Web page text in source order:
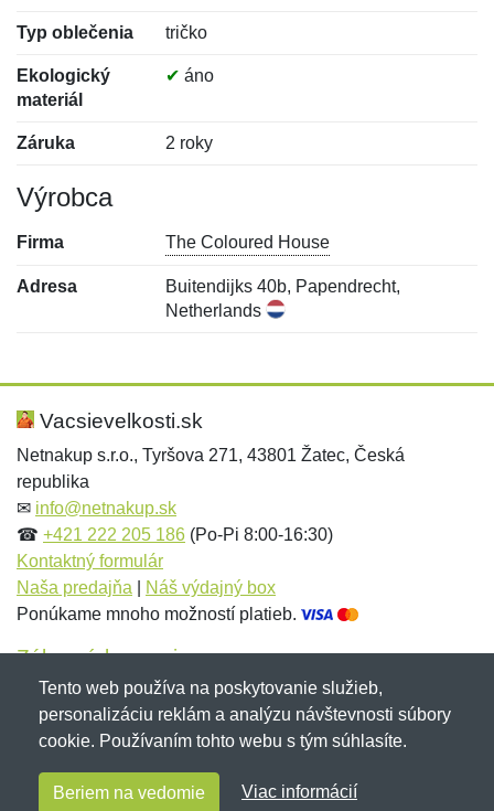
Typ oblečenia tričko
Ekologický
materiál
✔ áno
Záruka 2 roky
Výrobca
Firma The Coloured House
Adresa
Buitendijks 40b, Papendrecht,
Netherlands
Hodnotenie:
Meno:*
E-mail:
Správa*
Meno:
E-mail:*
Správa*
Vacsievelkosti.sk
Netnakup s.r.o., Tyršova 271, 43801 Žatec, Česká
republika
✉ info@netnakup.sk
☎ +421 222 205 186 (Po-Pi 8:00-16:30)
Kontaktný formulár
Naša predajňa
Náš výdajný box
Ponúkame mnoho možností platieb.
Zákaznícky servis
Novinky emailom
Copyright © 2007-2026 (19 rokov s vami)Netnakup.sk
Tento web používa na poskytovanie služieb,
personalizáciu reklám a analýzu návštevnosti súbory
cookie. Používaním tohto webu s tým súhlasíte.
Beriem na vedomie Viac informácií